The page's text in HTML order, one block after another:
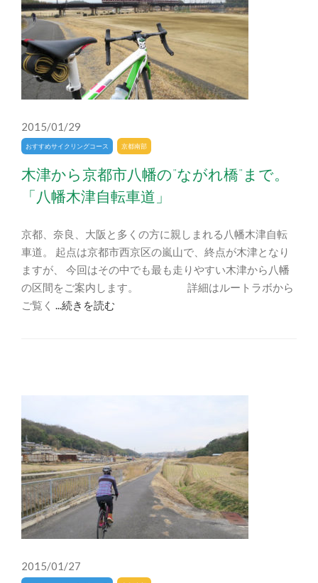
2015/01/29
おすすめサイクリングコース 京都南部
木津から京都市八幡の”ながれ橋”まで。
「八幡木津自転車道」
京都、奈良、大阪と多くの方に親しまれる八幡木津自転
車道。 起点は京都市西京区の嵐山で、終点が木津となり
ますが、 今回はその中でも最も走りやすい木津から八幡
の区間をご案内します。 詳細はルートラボから
ご覧く ...続きを読む
2015/01/27